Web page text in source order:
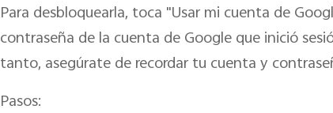
Para desbloquearla, toca "Usar mi cuenta de
contraseña de la cuenta de Google que inició
tanto, asegúrate de recordar tu cuenta y
Pasos: